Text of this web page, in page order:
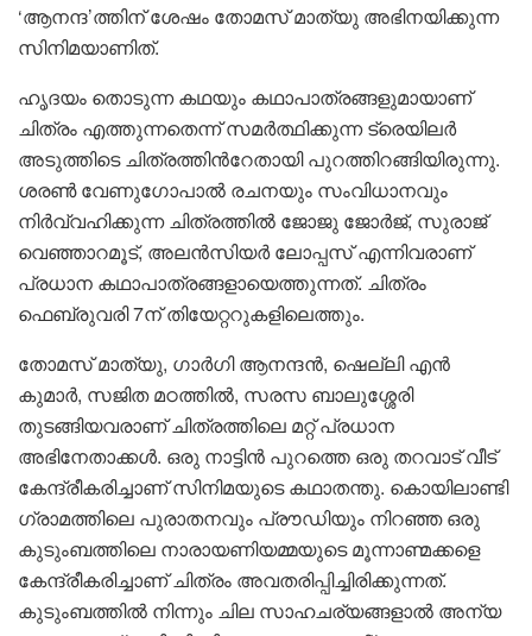
‘ആനന്ദ’ത്തിന് ശേഷം തോമസ് മാത്യു അഭിനയിക്കുന്ന
സിനിമയാണിത്.
ഹൃദയം തൊടുന്ന കഥയും കഥാപാത്രങ്ങളുമായാണ്
ചിത്രം എത്തുന്നതെന്ന് സമർത്ഥിക്കുന്ന ട്രെയിലർ
അടുത്തിടെ ചിത്രത്തിന്‍റേതായി പുറത്തിറങ്ങിയിരുന്നു.
ശരണ്‍ വേണുഗോപാൽ രചനയും സംവിധാനവും
നിർവ്വഹിക്കുന്ന ചിത്രത്തിൽ ജോജു ജോര്‍ജ്, സുരാജ്
വെഞ്ഞാറമൂട്, അലന്‍സിയര്‍ ലോപ്പസ് എന്നിവരാണ്
പ്രധാന കഥാപാത്രങ്ങളായെത്തുന്നത്. ചിത്രം
ഫെബ്രുവരി 7ന് തിയേറ്ററുകളിലെത്തും.
തോമസ് മാത്യു, ഗാർഗി ആനന്ദൻ, ഷെല്ലി എൻ
കുമാർ, സജിത മഠത്തില്‍, സരസ ബാലുശ്ശേരി
തുടങ്ങിയവരാണ് ചിത്രത്തിലെ മറ്റ് പ്രധാന
അഭിനേതാക്കള്‍. ഒരു നാട്ടിൻ പുറത്തെ ഒരു തറവാട് വീട്
കേന്ദ്രീകരിച്ചാണ് സിനിമയുടെ കഥാതന്തു. കൊയിലാണ്ടി
ഗ്രാമത്തിലെ പുരാതനവും പ്രൗഡിയും നിറഞ്ഞ ഒരു
കുടുംബത്തിലെ നാരായണിയമ്മയുടെ മൂന്നാണ്മക്കളെ
കേന്ദ്രീകരിച്ചാണ് ചിത്രം അവതരിപ്പിച്ചിരിക്കുന്നത്.
കുടുംബത്തിൽ നിന്നും ചില സാഹചര്യങ്ങളാൽ അന്യ